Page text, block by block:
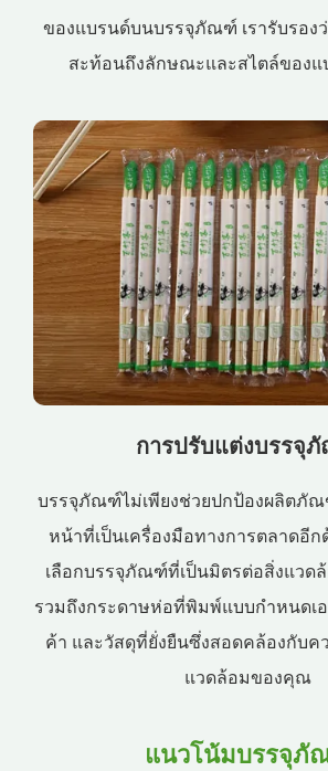
ของแบรนด์บนบรรจุภัณฑ์ เรารับรอง
สะท้อนถึงลักษณะและสไตล์ของ
การปรับแต่งบรรจุ
บรรจุภัณฑ์ไม่เพียงช่วยปกป้องผลิตภั
หน้าที่เป็นเครื่องมือทางการตลาดอีก
เลือกบรรจุภัณฑ์ที่เป็นมิตรต่อสิ่งแวด
รวมถึงกระดาษห่อที่พิมพ์แบบกำหนดเ
ค้า และวัสดุที่ยั่งยืนซึ่งสอดคล้องกับค
แวดล้อมของคุณ
แนวโน้มบรรจุภั